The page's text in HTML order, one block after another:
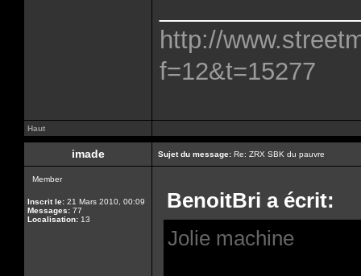
http://
f=12&t=15277
Haut
imade Sujet du message: Re: ZRX SBK du pauvre
Member
Inscrit le: 21 Mars 2010, 00:09
Messages: 77
Localisation: 13
BenoitBri a écrit:
Jolie machine